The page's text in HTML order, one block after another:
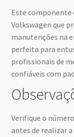
Este componente
Volkswagen que
manutenções na
perfeita para
profissionais de
confiáveis com
Verifique o
antes de realizar